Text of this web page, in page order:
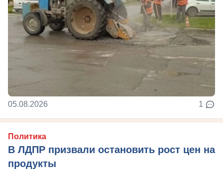
05.08.2026 1
Политика
В ЛДПР призвали остановить рост цен на
продукты